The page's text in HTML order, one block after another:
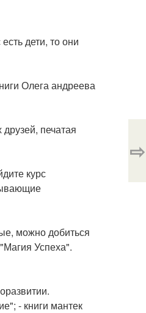
дети, то они
Олега андреева
печатая
курс
можно добиться
Успеха".
- книги мантек
⇨